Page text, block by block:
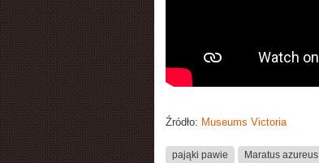
Źródło: Museums Victoria
pająki pawie Maratus azureus